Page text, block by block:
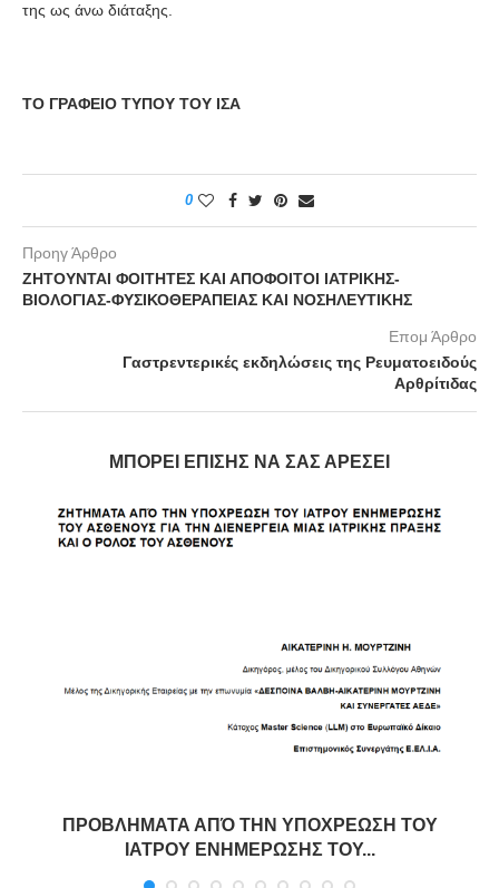
της ως άνω διάταξης.
ΤΟ ΓΡΑΦΕΙΟ ΤΥΠΟΥ ΤΟΥ ΙΣΑ
0
Προηγ Άρθρο
ΖΗΤΟΥΝΤΑΙ ΦΟΙΤΗΤΕΣ ΚΑΙ ΑΠΟΦΟΙΤΟΙ ΙΑΤΡΙΚΗΣ-
ΒΙΟΛΟΓΙΑΣ-ΦΥΣΙΚΟΘΕΡΑΠΕΙΑΣ ΚΑΙ ΝΟΣΗΛΕΥΤΙΚΗΣ
Επομ Άρθρο
Γαστρεντερικές εκδηλώσεις της Ρευματοειδούς
Αρθρίτιδας
ΜΠΟΡΕΊ ΕΠΊΣΗΣ ΝΑ ΣΑΣ ΑΡΈΣΕΙ
ΠΡΟΒΛΗΜΑΤΑ ΑΠΌ ΤΗΝ ΥΠΟΧΡΕΩΣΗ ΤΟΥ
ΙΑΤΡΟΥ ΕΝΗΜΕΡΩΣΗΣ ΤΟΥ...